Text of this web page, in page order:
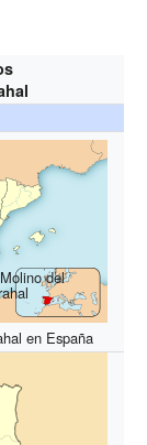
del
en España